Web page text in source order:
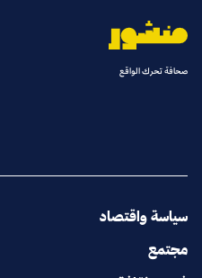
صحافة تحرك الواقع
سياسة واقتصاد
مجتمع